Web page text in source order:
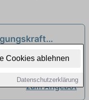
Cookies ablehnen
Datenschutzerklärung
am
KG | Mannheim
zum Angebot